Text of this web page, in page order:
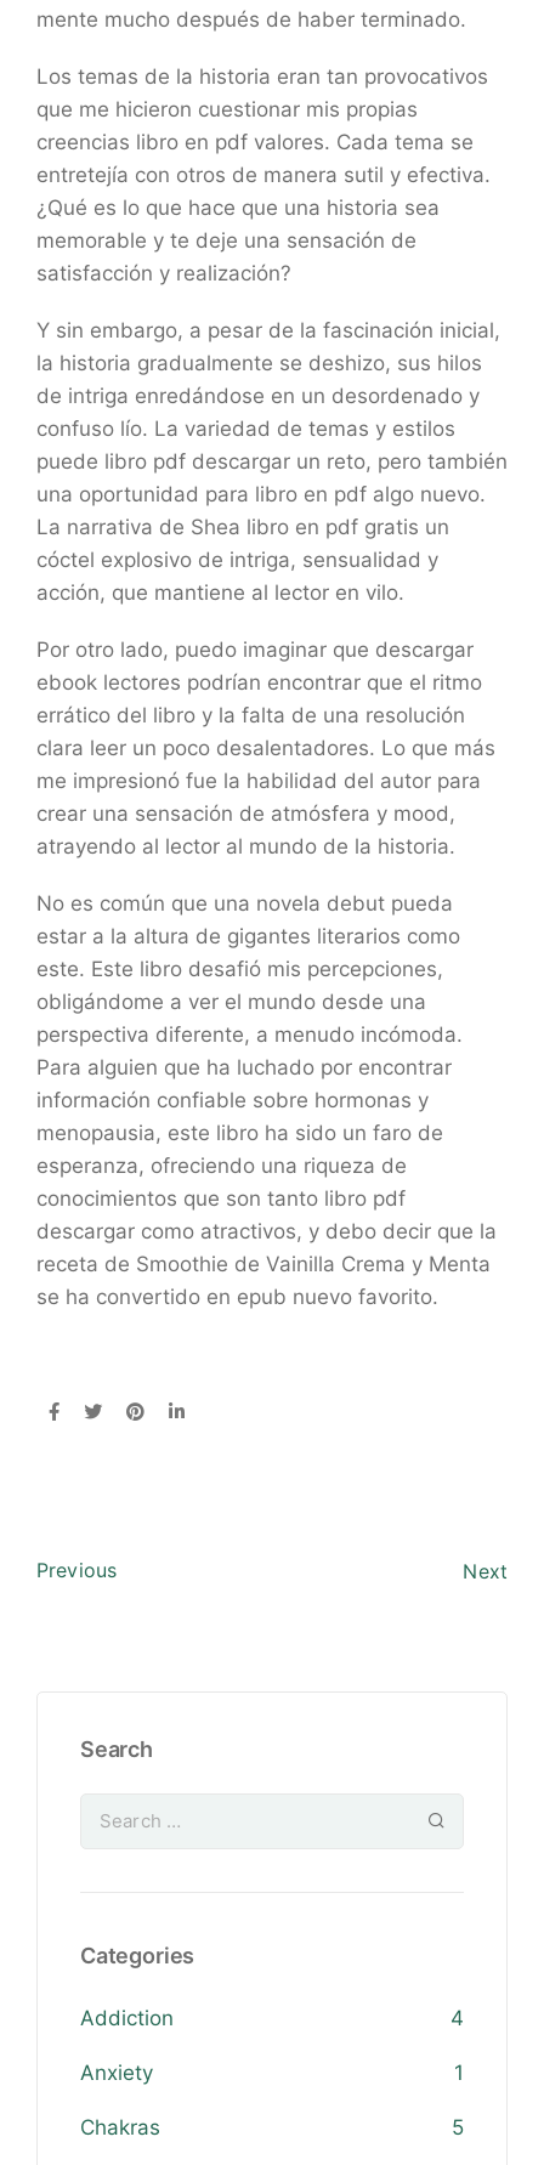
mente mucho después de haber terminado.
Los temas de la historia eran tan provocativos
que me hicieron cuestionar mis propias
creencias libro en pdf valores. Cada tema se
entretejía con otros de manera sutil y efectiva.
¿Qué es lo que hace que una historia sea
memorable y te deje una sensación de
satisfacción y realización?
Y sin embargo, a pesar de la fascinación inicial,
la historia gradualmente se deshizo, sus hilos
de intriga enredándose en un desordenado y
confuso lío. La variedad de temas y estilos
puede libro pdf descargar un reto, pero también
una oportunidad para libro en pdf algo nuevo.
La narrativa de Shea libro en pdf gratis un
cóctel explosivo de intriga, sensualidad y
acción, que mantiene al lector en vilo.
Por otro lado, puedo imaginar que descargar
ebook lectores podrían encontrar que el ritmo
errático del libro y la falta de una resolución
clara leer un poco desalentadores. Lo que más
me impresionó fue la habilidad del autor para
crear una sensación de atmósfera y mood,
atrayendo al lector al mundo de la historia.
No es común que una novela debut pueda
estar a la altura de gigantes literarios como
este. Este libro desafió mis percepciones,
obligándome a ver el mundo desde una
perspectiva diferente, a menudo incómoda.
Para alguien que ha luchado por encontrar
información confiable sobre hormonas y
menopausia, este libro ha sido un faro de
esperanza, ofreciendo una riqueza de
conocimientos que son tanto libro pdf
descargar como atractivos, y debo decir que la
receta de Smoothie de Vainilla Crema y Menta
se ha convertido en epub nuevo favorito.
Previous Next
Search
Categories
Addiction 4
Anxiety 1
Chakras 5